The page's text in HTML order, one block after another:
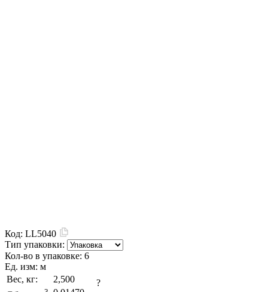
Код: LL5040
Тип упаковки:
Кол-во в упаковке: 6
Ед. изм: м
Вес, кг:
2,500
?